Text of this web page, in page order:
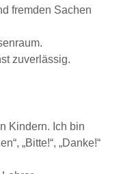
fremden Sachen
zuverlässig.
Kindern. Ich bin
„Bitte!“, „Danke!“